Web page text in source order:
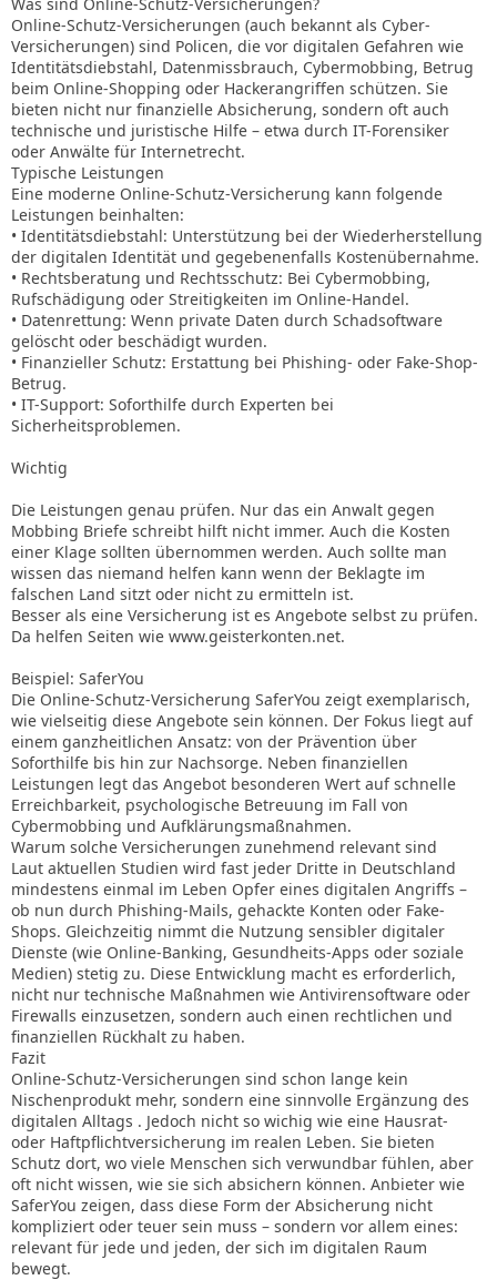
Online-Schutz-Versicherungen (auch bekannt als Cyber-
Versicherungen) sind Policen, die vor digitalen Gefahren wie
Identitätsdiebstahl, Datenmissbrauch, Cybermobbing, Betrug
beim Online-Shopping oder Hackerangriffen schützen. Sie
bieten nicht nur finanzielle Absicherung, sondern oft auch
technische und juristische Hilfe – etwa durch IT-Forensiker
oder Anwälte für Internetrecht.
Typische Leistungen
Eine moderne Online-Schutz-Versicherung kann folgende
Leistungen beinhalten:
• Identitätsdiebstahl: Unterstützung bei der Wiederherstellung
der digitalen Identität und gegebenenfalls Kostenübernahme.
• Rechtsberatung und Rechtsschutz: Bei Cybermobbing,
Rufschädigung oder Streitigkeiten im Online-Handel.
• Datenrettung: Wenn private Daten durch Schadsoftware
gelöscht oder beschädigt wurden.
• Finanzieller Schutz: Erstattung bei Phishing- oder Fake-Shop-
Betrug.
• IT-Support: Soforthilfe durch Experten bei
Sicherheitsproblemen.
Wichtig
Die Leistungen genau prüfen. Nur das ein Anwalt gegen
Mobbing Briefe schreibt hilft nicht immer. Auch die Kosten
einer Klage sollten übernommen werden. Auch sollte man
wissen das niemand helfen kann wenn der Beklagte im
falschen Land sitzt oder nicht zu ermitteln ist.
Besser als eine Versicherung ist es Angebote selbst zu prüfen.
Da helfen Seiten wie www.geisterkonten.net.
Beispiel: SaferYou
Die Online-Schutz-Versicherung SaferYou zeigt exemplarisch,
wie vielseitig diese Angebote sein können. Der Fokus liegt auf
einem ganzheitlichen Ansatz: von der Prävention über
Soforthilfe bis hin zur Nachsorge. Neben finanziellen
Leistungen legt das Angebot besonderen Wert auf schnelle
Erreichbarkeit, psychologische Betreuung im Fall von
Cybermobbing und Aufklärungsmaßnahmen.
Warum solche Versicherungen zunehmend relevant sind
Laut aktuellen Studien wird fast jeder Dritte in Deutschland
mindestens einmal im Leben Opfer eines digitalen Angriffs –
ob nun durch Phishing-Mails, gehackte Konten oder Fake-
Shops. Gleichzeitig nimmt die Nutzung sensibler digitaler
Dienste (wie Online-Banking, Gesundheits-Apps oder soziale
Medien) stetig zu. Diese Entwicklung macht es erforderlich,
nicht nur technische Maßnahmen wie Antivirensoftware oder
Firewalls einzusetzen, sondern auch einen rechtlichen und
finanziellen Rückhalt zu haben.
Fazit
Online-Schutz-Versicherungen sind schon lange kein
Nischenprodukt mehr, sondern eine sinnvolle Ergänzung des
digitalen Alltags . Jedoch nicht so wichig wie eine Hausrat-
oder Haftpflichtversicherung im realen Leben. Sie bieten
Schutz dort, wo viele Menschen sich verwundbar fühlen, aber
oft nicht wissen, wie sie sich absichern können. Anbieter wie
SaferYou zeigen, dass diese Form der Absicherung nicht
kompliziert oder teuer sein muss – sondern vor allem eines:
relevant für jede und jeden, der sich im digitalen Raum
bewegt.